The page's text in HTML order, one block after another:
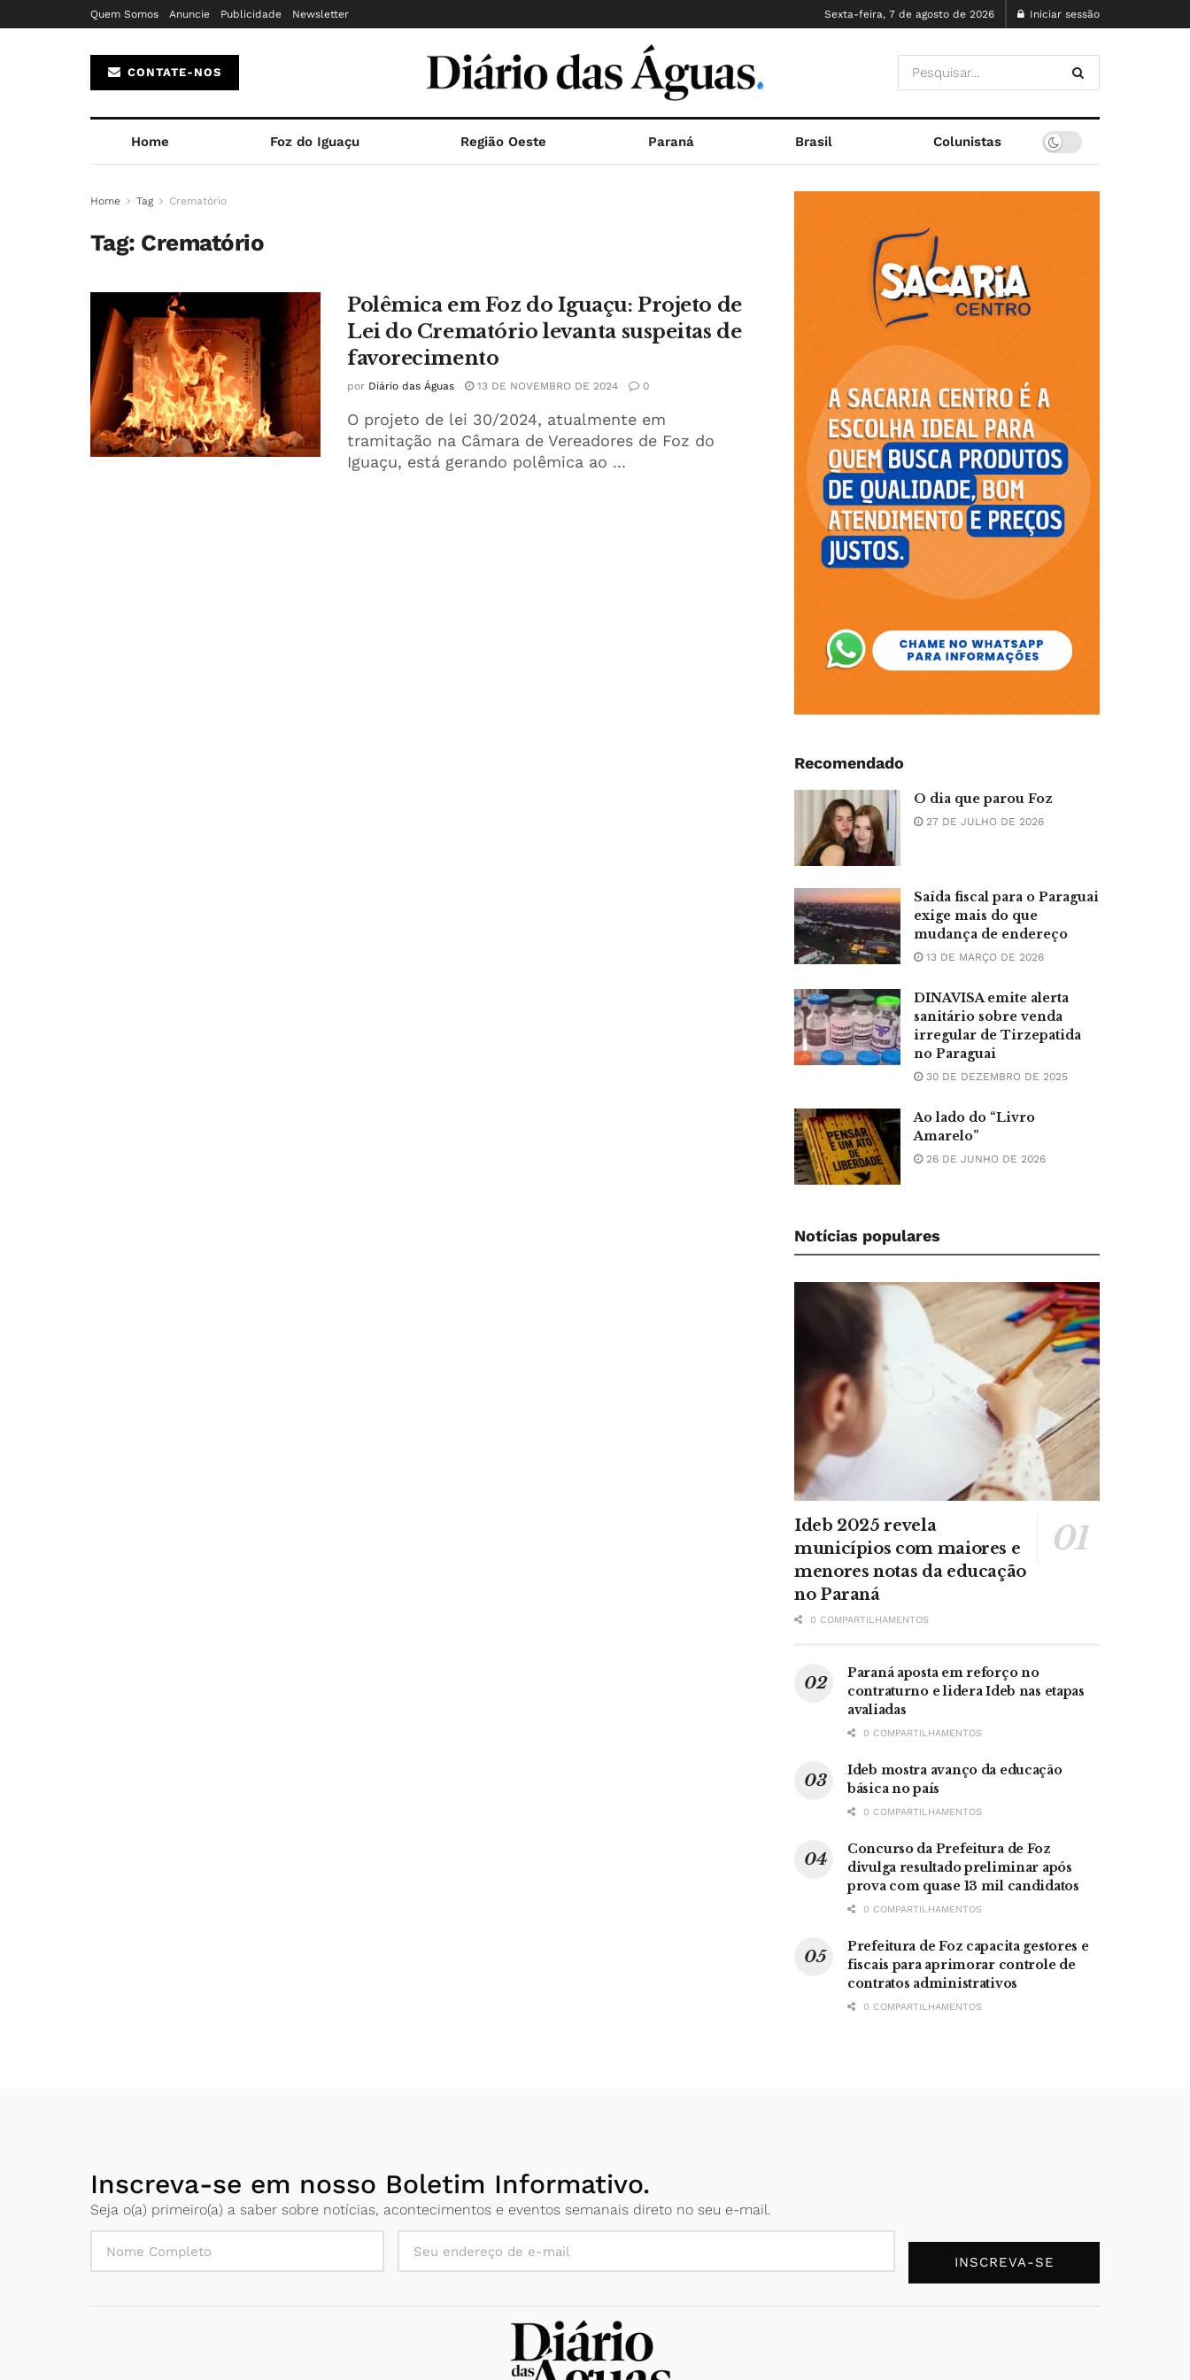
Quem Somos Anuncie Publicidade Newsletter Sexta-feira, 7 de agosto de 2026 Iniciar sessão
CONTATE-NOS
Home Foz do Iguaçu Região Oeste Paraná Brasil Colunistas
Home Tag Crematório
Tag: Crematório
Polêmica em Foz do Iguaçu: Projeto de
Lei do Crematório levanta suspeitas de
favorecimento
por Diário das Águas 13 DE NOVEMBRO DE 2024 0
O projeto de lei 30/2024, atualmente em
tramitação na Câmara de Vereadores de Foz do
Iguaçu, está gerando polêmica ao ...
Recomendado
O dia que parou Foz
27 DE JULHO DE 2026
Saída fiscal para o Paraguai
exige mais do que
mudança de endereço
13 DE MARÇO DE 2026
DINAVISA emite alerta
sanitário sobre venda
irregular de Tirzepatida
no Paraguai
30 DE DEZEMBRO DE 2025
Ao lado do “Livro
Amarelo”
26 DE JUNHO DE 2026
Notícias populares
Ideb 2025 revela
municípios com maiores e
menores notas da educação
no Paraná
0 COMPARTILHAMENTOS
Paraná aposta em reforço no
contraturno e lidera Ideb nas etapas
avaliadas
0 COMPARTILHAMENTOS
Ideb mostra avanço da educação
básica no país
0 COMPARTILHAMENTOS
Concurso da Prefeitura de Foz
divulga resultado preliminar após
prova com quase 13 mil candidatos
0 COMPARTILHAMENTOS
Prefeitura de Foz capacita gestores e
fiscais para aprimorar controle de
contratos administrativos
0 COMPARTILHAMENTOS
Inscreva-se em nosso Boletim Informativo.
Seja o(a) primeiro(a) a saber sobre notícias, acontecimentos e eventos semanais direto no seu e-mail.
INSCREVA-SE